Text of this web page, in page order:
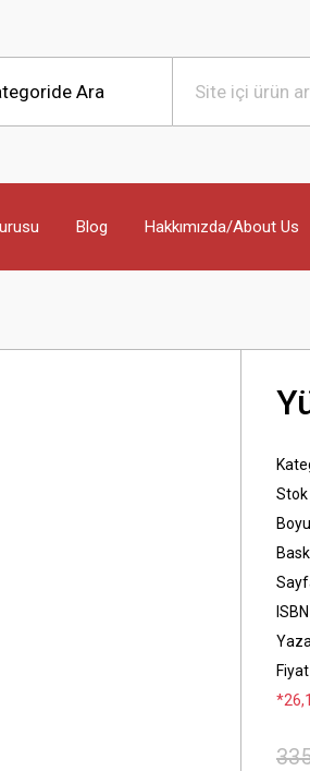
Blog Hakkımızda/About Us
Stok
ISBN
Fiyat